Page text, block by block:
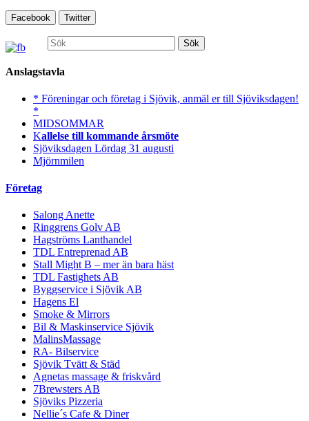
Facebook Twitter
Sök
efter:
Anslagstavla
* Föreningar och företag i Sjövik, anmäl er till Sjöviksdagen!
*
MIDSOMMAR
Kallelse till kommande årsmöte
Sjöviksdagen Lördag 31 augusti
Mjörnmilen
Företag
Salong Anette
Ringgrens Golv AB
Hagströms Lanthandel
TDL Entreprenad AB
Stall Might B – mer än bara häst
TDL Fastighets AB
Byggservice i Sjövik AB
Hagens El
Smoke & Mirrors
Bil & Maskinservice Sjövik
MalinsMassage
RA- Bilservice
Sjövik Tvätt & Städ
Agnetas massage & friskvård
7Brewsters AB
Sjöviks Pizzeria
Nellie´s Cafe & Diner